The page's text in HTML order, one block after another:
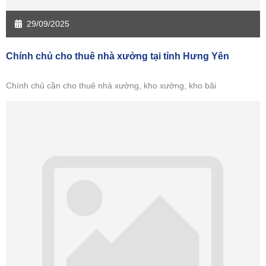
29/09/2025
Chính chủ cho thuê nhà xưởng tại tỉnh Hưng Yên
Chính chủ cần cho thuê nhà xưởng, kho xưởng, kho bãi